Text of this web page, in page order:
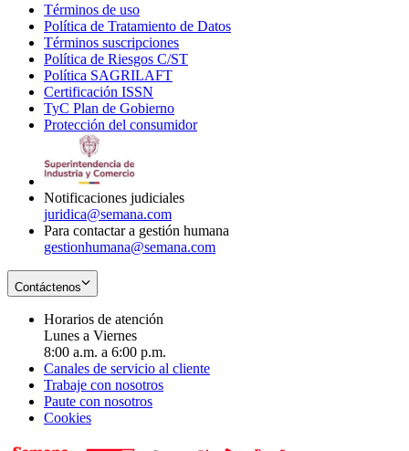
Términos de uso
in
new
window
Política de Tratamiento de Datos
Términos suscripciones
in
Política de Riesgos C/ST
Política SAGRILAFT
new
window
Certificación ISSN
in
new
TyC Plan de Gobierno
in
Protección del consumidorOpens
Notificaciones judiciales
juridica@semana.com
Para contactar a gestión humana
gestionhumana@semana.com
Contáctenos
Horarios de atención
Lunes a Viernes
8:00 a.m. a 6:00 p.m.
Canales de servicio al cliente
Trabaje con nosotros
Paute con nosotros
Cookies